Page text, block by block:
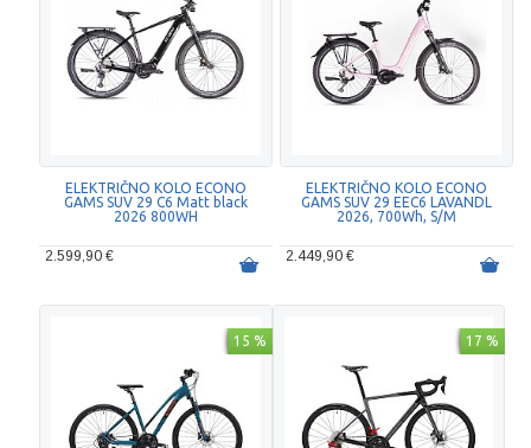
ELEKTRIČNO KOLO ECONO
GAMS SUV 29 C6 Matt black
2026 800WH
2.599,90 €
ELEKTRIČNO KOLO ECONO
GAMS SUV 29 EEC6 LAVANDL
2026, 700Wh, S/M
2.449,90 €
15 % 17 %